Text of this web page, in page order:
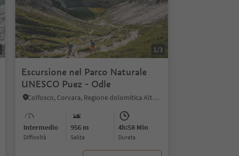
1/3
Escursione nel Parco Naturale
UNESCO Puez - Odle
Colfosco, Corvara, Regione dolomitica Alta Badia
Intermedio
Difficoltà
956 m
Salita
4h:58 Min
durata